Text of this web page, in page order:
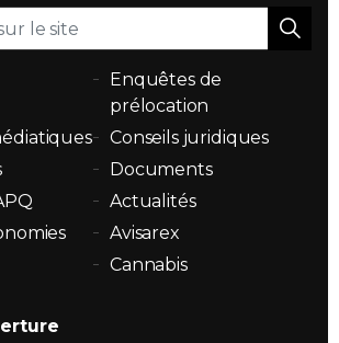
Enquêtes de
prélocation
Conseils juridiques
Documents
Actualités
Avisarex
Cannabis